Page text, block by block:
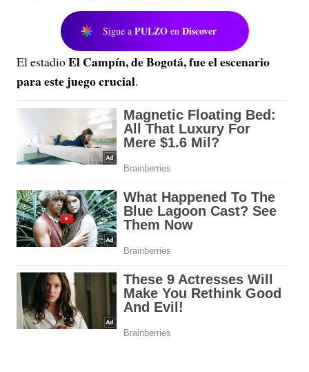
Sigue a PULZO en Discover
El estadioEl Campín, de Bogotá, fue el escenario
para este juego crucial.